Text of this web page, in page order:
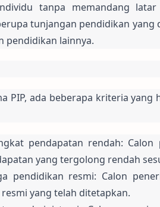
tanpa memandang
tunjangan pendidikan
pendidikan lainnya.
PIP, ada beberapa kriteria
pendapatan rendah:
yang tergolong rendah
pendidikan resmi: Calon
yang telah ditetapkan.